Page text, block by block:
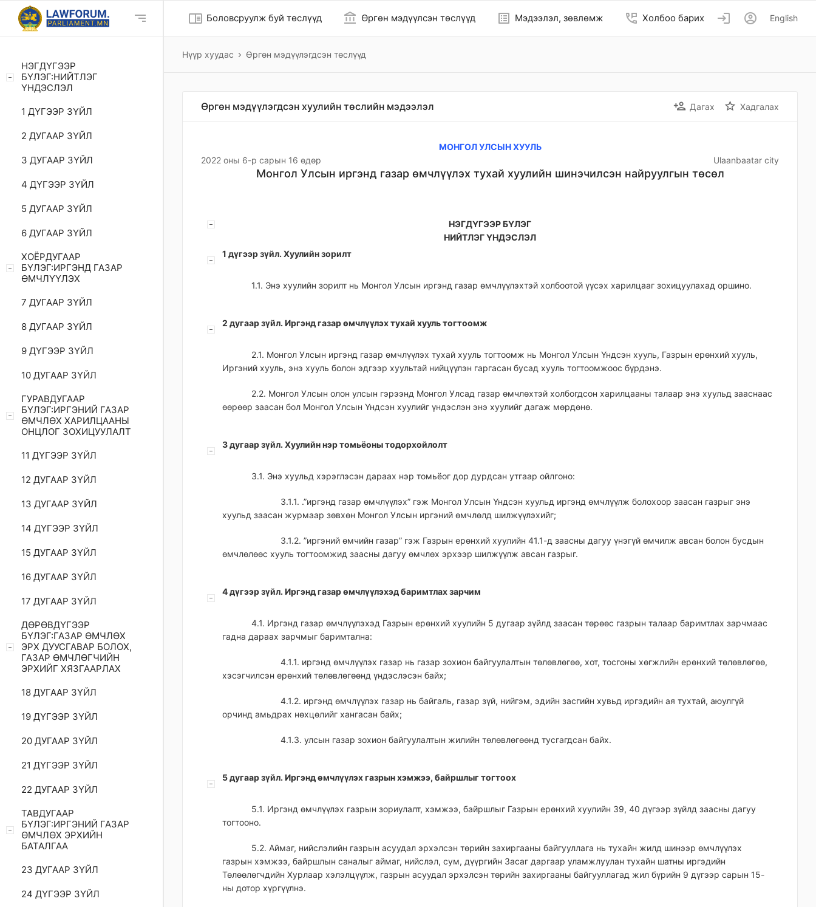
chrome_reader_mode Боловсруулж буй төслүүд account_balance Өргөн мэдүүлсэн төслүүд list_alt Мэдээлэл, зөвлөмж perm_phone_msg Холбоо барих login account_circle English
НЭГДҮГЭЭР
БҮЛЭГ:НИЙТЛЭГ
ҮНДЭСЛЭЛ
1 ДҮГЭЭР ЗҮЙЛ
2 ДУГААР ЗҮЙЛ
3 ДУГААР ЗҮЙЛ
4 ДҮГЭЭР ЗҮЙЛ
5 ДУГААР ЗҮЙЛ
6 ДУГААР ЗҮЙЛ
ХОЁРДУГААР
БҮЛЭГ:ИРГЭНД ГАЗАР
ӨМЧЛҮҮЛЭХ
7 ДУГААР ЗҮЙЛ
8 ДУГААР ЗҮЙЛ
9 ДҮГЭЭР ЗҮЙЛ
10 ДУГААР ЗҮЙЛ
ГУРАВДУГААР
БҮЛЭГ:ИРГЭНИЙ ГАЗАР
ӨМЧЛӨХ ХАРИЛЦААНЫ
ОНЦЛОГ ЗОХИЦУУЛАЛТ
11 ДҮГЭЭР ЗҮЙЛ
12 ДУГААР ЗҮЙЛ
13 ДУГААР ЗҮЙЛ
14 ДҮГЭЭР ЗҮЙЛ
15 ДУГААР ЗҮЙЛ
16 ДУГААР ЗҮЙЛ
17 ДУГААР ЗҮЙЛ
ДӨРӨВДҮГЭЭР
БҮЛЭГ:ГАЗАР ӨМЧЛӨХ
ЭРХ ДУУСГАВАР БОЛОХ,
ГАЗАР ӨМЧЛӨГЧИЙН
ЭРХИЙГ ХЯЗГААРЛАХ
18 ДУГААР ЗҮЙЛ
19 ДҮГЭЭР ЗҮЙЛ
20 ДУГААР ЗҮЙЛ
21 ДҮГЭЭР ЗҮЙЛ
22 ДУГААР ЗҮЙЛ
ТАВДУГААР
БҮЛЭГ:ИРГЭНИЙ ГАЗАР
ӨМЧЛӨХ ЭРХИЙН
БАТАЛГАА
23 ДУГААР ЗҮЙЛ
24 ДҮГЭЭР ЗҮЙЛ
Нүүр хуудас Өргөн мэдүүлэгдсэн төслүүд
Өргөн мэдүүлэгдсэн хуулийн төслийн мэдээлэл person_add Дагах star_border Хадгалах
МОНГОЛ УЛСЫН ХУУЛЬ
2022 оны 6-р сарын 16 өдөр
Ulaanbaatar city
Монгол Улсын иргэнд газар өмчлүүлэх тухай хуулийн шинэчилсэн найруулгын төсөл
НЭГДҮГЭЭР БҮЛЭГ
НИЙТЛЭГ ҮНДЭСЛЭЛ
1 дүгээр зүйл. Хуулийн зорилт
1.1. Энэ хуулийн зорилт нь Монгол Улсын иргэнд газар өмчлүүлэхтэй холбоотой үүсэх харилцааг зохицуулахад оршино.
2 дугаар зүйл. Иргэнд газар өмчлүүлэх тухай хууль тогтоомж
2.1. Монгол Улсын иргэнд газар өмчлүүлэх тухай хууль тогтоомж нь Монгол Улсын Үндсэн хууль, Газрын ерөнхий хууль,
Иргэний хууль, энэ хууль болон эдгээр хуультай нийцүүлэн гаргасан бусад хууль тогтоомжоос бүрдэнэ.
2.2. Монгол Улсын олон улсын гэрээнд Монгол Улсад газар өмчлөхтэй холбогдсон харилцааны талаар энэ хуульд зааснаас
өөрөөр заасан бол Монгол Улсын Үндсэн хуулийг үндэслэн энэ хуулийг дагаж мөрдөнө.
3 дугаар зүйл. Хуулийн нэр томьёоны тодорхойлолт
3.1. Энэ хуульд хэрэглэсэн дараах нэр томьёог дор дурдсан утгаар ойлгоно:
3.1.1. .”иргэнд газар өмчлүүлэх” гэж Монгол Улсын Үндсэн хуульд иргэнд өмчлүүлж болохоор заасан газрыг энэ
хуульд заасан журмаар зөвхөн Монгол Улсын иргэний өмчлөлд шилжүүлэхийг;
3.1.2. ”иргэний өмчийн газар” гэж Газрын ерөнхий хуулийн 41.1-д заасны дагуу үнэгүй өмчилж авсан болон бусдын
өмчлөлөөс хууль тогтоомжид заасны дагуу өмчлөх эрхээр шилжүүлж авсан газрыг.
4 дүгээр зүйл. Иргэнд газар өмчлүүлэхэд баримтлах зарчим
4.1. Иргэнд газар өмчлүүлэхэд Газрын ерөнхий хуулийн 5 дугаар зүйлд заасан төрөөс газрын талаар баримтлах зарчмаас
гадна дараах зарчмыг баримтална:
4.1.1. иргэнд өмчлүүлэх газар нь газар зохион байгуулалтын төлөвлөгөө, хот, тосгоны хөгжлийн ерөнхий төлөвлөгөө,
хэсэгчилсэн ерөнхий төлөвлөгөөнд үндэслэсэн байх;
4.1.2. иргэнд өмчлүүлэх газар нь байгаль, газар зүй, нийгэм, эдийн засгийн хувьд иргэдийн ая тухтай, аюулгүй
орчинд амьдрах нөхцөлийг хангасан байх;
4.1.3. улсын газар зохион байгуулалтын жилийн төлөвлөгөөнд тусгагдсан байх.
5 дугаар зүйл. Иргэнд өмчлүүлэх газрын хэмжээ, байршлыг тогтоох
5.1. Иргэнд өмчлүүлэх газрын зориулалт, хэмжээ, байршлыг Газрын ерөнхий хуулийн 39, 40 дүгээр зүйлд заасны дагуу
тогтооно.
5.2. Аймаг, нийслэлийн газрын асуудал эрхэлсэн төрийн захиргааны байгууллага нь тухайн жилд шинээр өмчлүүлэх
газрын хэмжээ, байршлын саналыг аймаг, нийслэл, сум, дүүргийн Засаг даргаар уламжлуулан тухайн шатны иргэдийн
Төлөөлөгчдийн Хурлаар хэлэлцүүлж, газрын асуудал эрхэлсэн төрийн захиргааны байгууллагад жил бүрийн 9 дүгээр сарын 15-
ны дотор хүргүүлнэ.